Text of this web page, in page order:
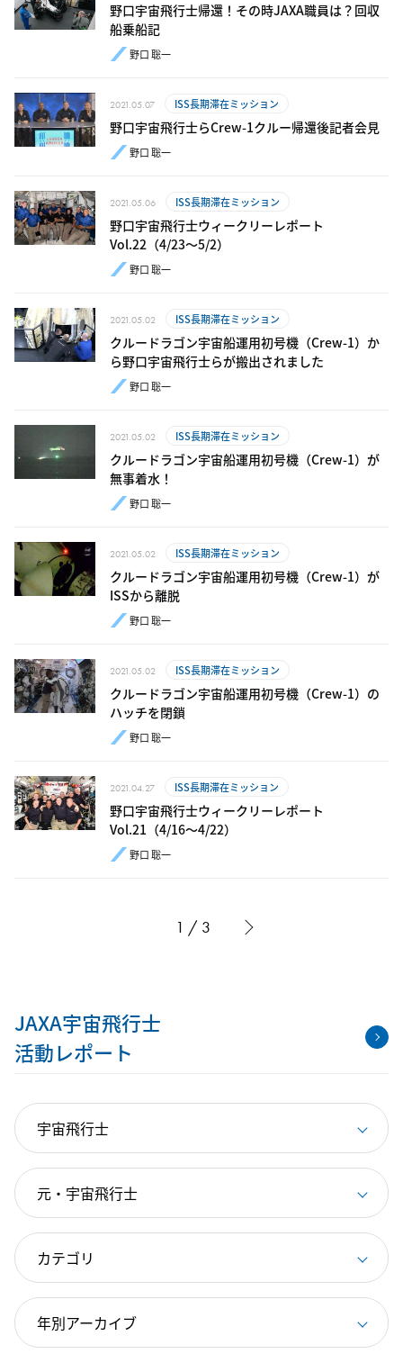
野口宇宙飛行士帰還！その時JAXA職員は？回収
船乗船記
野口 聡一
2021.05.07 ISS長期滞在ミッション
野口宇宙飛行士らCrew-1クルー帰還後記者会見
野口 聡一
2021.05.06 ISS長期滞在ミッション
野口宇宙飛行士ウィークリーレポート
Vol.22（4/23～5/2）
野口 聡一
2021.05.02 ISS長期滞在ミッション
クルードラゴン宇宙船運用初号機（Crew-1）か
ら野口宇宙飛行士らが搬出されました
野口 聡一
2021.05.02 ISS長期滞在ミッション
クルードラゴン宇宙船運用初号機（Crew-1）が
無事着水！
野口 聡一
2021.05.02 ISS長期滞在ミッション
クルードラゴン宇宙船運用初号機（Crew-1）が
ISSから離脱
野口 聡一
2021.05.02 ISS長期滞在ミッション
クルードラゴン宇宙船運用初号機（Crew-1）の
ハッチを閉鎖
野口 聡一
2021.04.27 ISS長期滞在ミッション
野口宇宙飛行士ウィークリーレポート
Vol.21（4/16～4/22）
野口 聡一
1 / 3
JAXA宇宙飛行士
活動レポート